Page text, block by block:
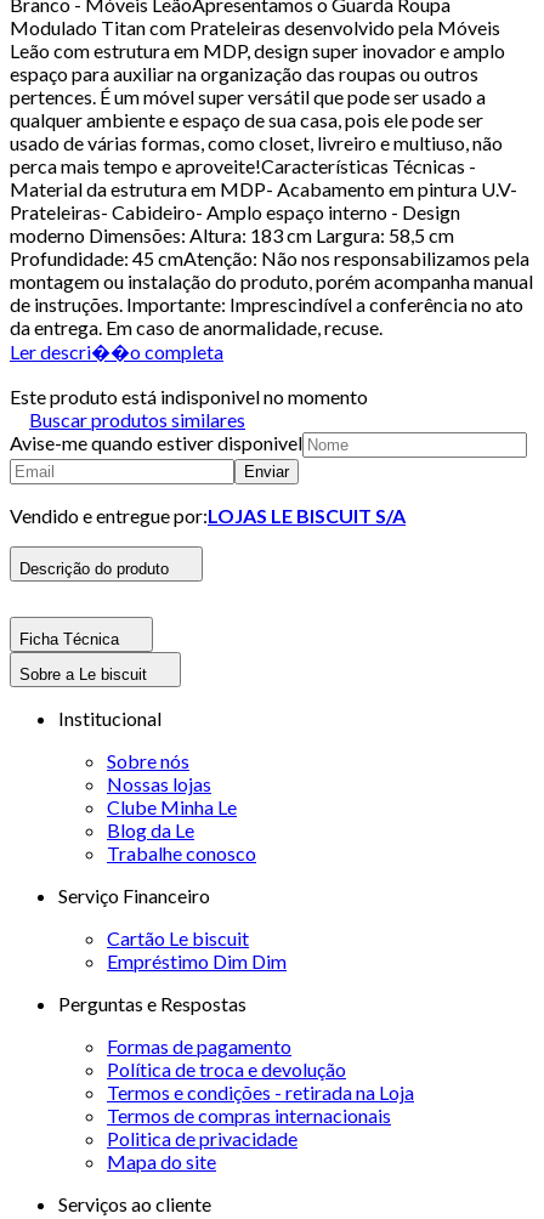
Modulado Titan com Prateleiras desenvolvido pela Móveis
Leão com estrutura em MDP, design super inovador e amplo
espaço para auxiliar na organização das roupas ou outros
pertences. É um móvel super versátil que pode ser usado a
qualquer ambiente e espaço de sua casa, pois ele pode ser
usado de várias formas, como closet, livreiro e multiuso, não
perca mais tempo e aproveite!Características Técnicas -
Material da estrutura em MDP- Acabamento em pintura U.V-
Prateleiras- Cabideiro- Amplo espaço interno - Design
moderno Dimensões: Altura: 183 cm Largura: 58,5 cm
Profundidade: 45 cmAtenção: Não nos responsabilizamos pela
montagem ou instalação do produto, porém acompanha manual
de instruções. Importante: Imprescindível a conferência no ato
da entrega. Em caso de anormalidade, recuse.
Ler descri��o completa
Este produto está indisponivel no momento
Buscar produtos similares
Avise-me quando estiver disponivel
Enviar
Vendido e entregue por:LOJAS LE BISCUIT S/A
Descrição do produto
Ficha Técnica
Sobre a Le biscuit
Institucional
Sobre nós
Nossas lojas
Clube Minha Le
Blog da Le
Trabalhe conosco
Serviço Financeiro
Cartão Le biscuit
Empréstimo Dim Dim
Perguntas e Respostas
Formas de pagamento
Política de troca e devolução
Termos e condições - retirada na Loja
Termos de compras internacionais
Politica de privacidade
Mapa do site
Serviços ao cliente